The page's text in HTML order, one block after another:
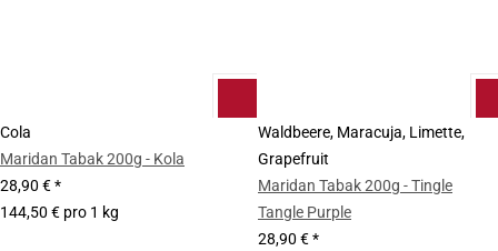
Cola
Maridan Tabak 200g - Kola
28,90 €*
144,50 € pro 1 kg
Waldbeere, Maracuja, Limette,
Grapefruit
Maridan Tabak 200g - Tingle
Tangle Purple
28,90 €*